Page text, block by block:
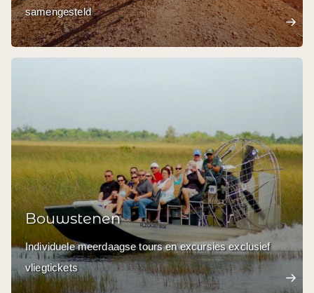
samengesteld
Bouwstenen
Individuele meerdaagse tours en excursies exclusief
vliegtickets